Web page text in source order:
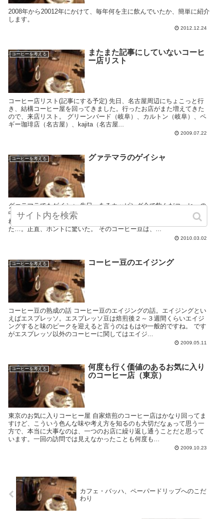
2008年から20012年にかけて、毎年何を主に飲んでいたか、簡単に紹介
します。
2012.12.24
コーヒーを考える
またまた記事にしていないコーヒ
ー店リスト
コーヒー店リスト(記事にする予定) 先日、名古屋周辺にちょこっと行
き、結構コーヒー屋を回ってきました。行ったお店がまた増えてきた
ので、来店リスト。 グリーンバード（岐阜）、カルトン（岐阜）、ペ
ギー珈琲店（名古屋）、kajita（名古屋...
2009.07.22
コーヒーを考える グァテマラのゲイシャ
グァテマラでもゲイシャ 先日、あるカッピング会で飲んだコーヒーの
中に、もろにエチオピアの香味がするものがあり、自信をもって、こ
れはエチオピアですよね、なんて言ったら、驚きのグァテマラでし
た…。正直、ホントに驚いた。 そのコーヒー豆は、...
2010.03.02
コーヒーを考える コーヒー豆のエイジング
コーヒー豆の熟成の話 コーヒー豆のエイジングの話。エイジングとい
えばエスプレッソ。エスプレッソ豆は焙煎後２～３週間くらいエイジ
ングすると味のピークを迎えると言うのはもはや一般的ですね。 です
がエスプレッソ以外のコーヒーに関してはエイジ...
2009.05.11
コーヒーを考える
何度も行く価値のあるお気に入り
のコーヒー店（東京）
東京のお気に入りコーヒー屋 自家焙煎のコーヒー店はかなり回ってま
すけど、こういう色んな味や考え方を知るのも大切だなぁって思う一
方で、本当に大事なのは、一つのお店に繰り返し通うことだと思って
います。一回の訪問では見えなかったことも何度も...
2009.10.23
カフェ・バッハ、ペーパードリップへのこだ
わり